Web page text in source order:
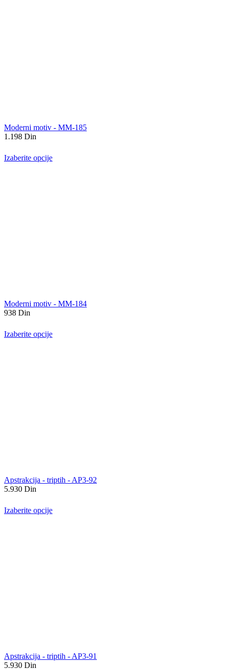
Moderni motiv - MM-185
1.198 Din
Izaberite opcije
Moderni motiv - MM-184
938 Din
Izaberite opcije
Apstrakcija - triptih - AP3-92
5.930 Din
Izaberite opcije
Apstrakcija - triptih - AP3-91
5.930 Din